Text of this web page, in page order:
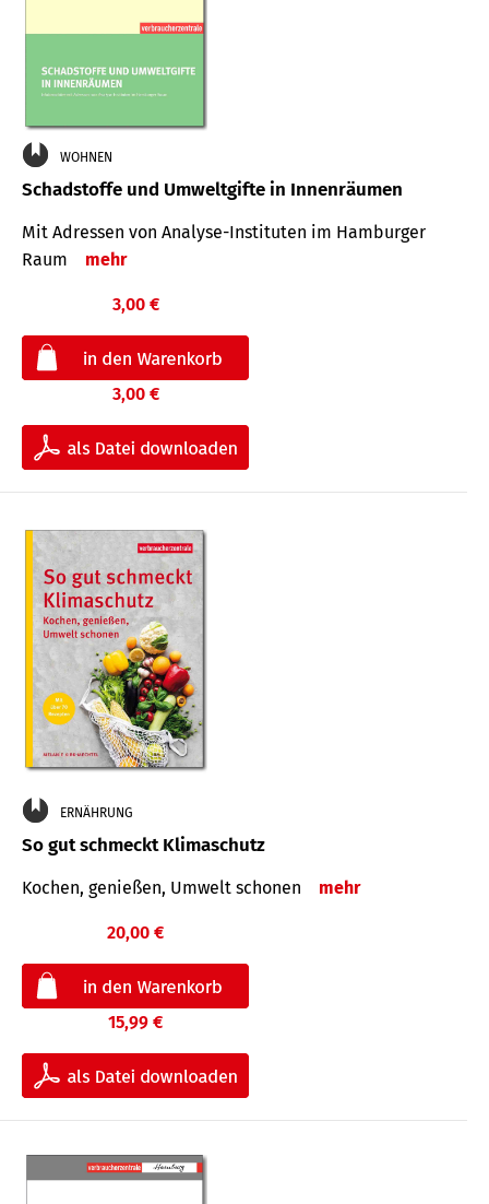
WOHNEN
Schadstoffe und Umweltgifte in Innenräumen
Mit Adressen von Analyse-Insti­tuten im Hamburger
Raum
mehr
3,00 €
3,00 €
ERNÄHRUNG
So gut schmeckt Klimaschutz
Kochen, genießen, Umwelt schonen mehr
20,00 €
15,99 €